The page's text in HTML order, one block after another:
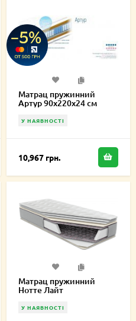
Матрац пружинний
Артур 90х220х24 см
У НАЯВНОСТІ
10,967 грн.
Матрац пружинний
Нотте Лайт
90х220х16,5 см
У НАЯВНОСТІ